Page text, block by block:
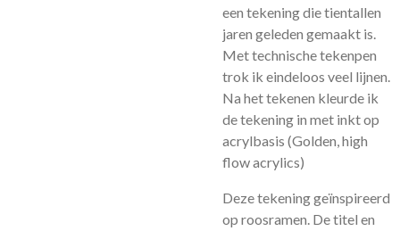
een tekening die tientallen
jaren geleden gemaakt is.
Met technische tekenpen
trok ik eindeloos veel lijnen.
Na het tekenen kleurde ik
de tekening in met inkt op
acrylbasis (Golden, high
flow acrylics)
Deze tekening geïnspireerd
op roosramen. De titel en